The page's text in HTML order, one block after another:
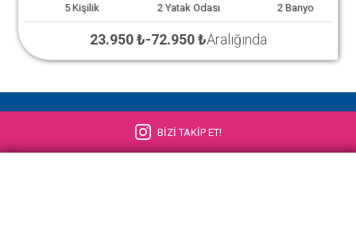
5 Kişilik 2 Yatak Odası 2 Banyo
23.950 ₺-72.950 ₺Aralığında
BİZİ TAKİP ET!